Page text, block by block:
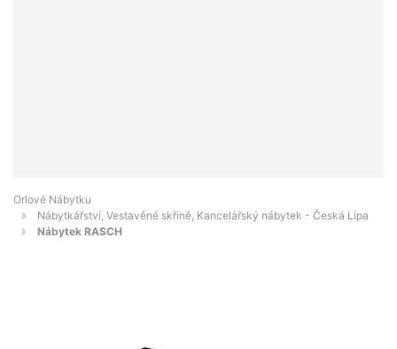
Orlové Nábytku
Nábytkářství, Vestavěné skříně, Kancelářský nábytek - Česká Lípa
Nábytek RASCH